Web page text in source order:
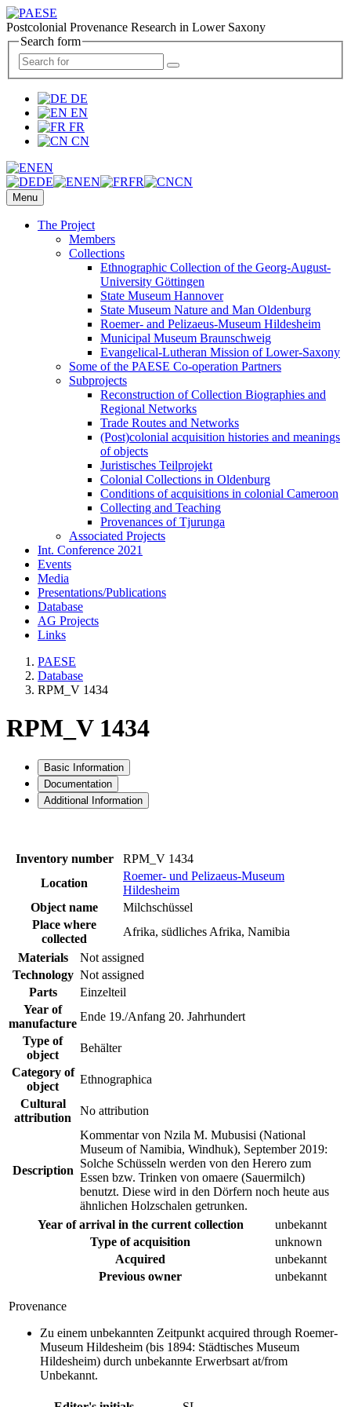
Postcolonial Provenance Research in Lower Saxony
Search form
DE
EN
FR
CN
EN
DE
EN FR CN
Menu
The Project
Members
Collections
Ethnographic Collection of the Georg-August-
University Göttingen
State Museum Hannover
State Museum Nature and Man Oldenburg
Roemer- and Pelizaeus-Museum Hildesheim
Municipal Museum Braunschweig
Evangelical-Lutheran Mission of Lower-Saxony
Some of the PAESE Co-operation Partners
Subprojects
Reconstruction of Collection Biographies and
Regional Networks
Trade Routes and Networks
(Post)colonial acquisition histories and meanings
of objects
Juristisches Teilprojekt
Colonial Collections in Oldenburg
Conditions of acquisitions in colonial Cameroon
Collecting and Teaching
Provenances of Tjurunga
Associated Projects
Int. Conference 2021
Events
Media
Presentations/Publications
Database
AG Projects
Links
PAESE
Database
RPM_V 1434
RPM_V 1434
Basic Information
Documentation
Additional Information
Inventory number
RPM_V 1434
Location
Roemer- und Pelizaeus-Museum
Hildesheim
Object name
Milchschüssel
Place where
collected
Afrika, südliches Afrika, Namibia
Materials
Not assigned
Technology Not assigned
Parts
Einzelteil
Year of
manufacture
Ende 19./Anfang 20. Jahrhundert
Type of
object
Behälter
Category of
object
Ethnographica
Cultural
attribution
No attribution
Description
Kommentar von Nzila M. Mubusisi (National
Museum of Namibia, Windhuk), September 2019:
Solche Schüsseln werden von den Herero zum
Essen bzw. Trinken von omaere (Sauermilch)
benutzt. Diese wird in den Dörfern noch heute aus
ähnlichen Holzschalen getrunken.
Year of arrival in the current collection
unbekannt
Type of acquisition
unknown
Acquired
unbekannt
Previous owner
unbekannt
Provenance
Zu einem unbekannten Zeitpunkt acquired through Roemer-
Museum Hildesheim (bis 1894: Städtisches Museum
Hildesheim) durch unbekannte Erwerbsart at/from
Unbekannt.